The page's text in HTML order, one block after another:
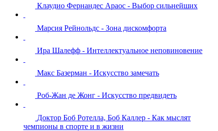
Клаудио Фернандес Араос - Выбор сильнейших
Марсия Рейнольдс - Зона дискомфорта
Ира Шалефф - Интеллектуальное неповиновение
Макс Базерман - Искусство замечать
Роб-Жан де Жонг - Искусство предвидеть
Доктор Боб Ротелла, Боб Каллер - Как мыслят
чемпионы в спорте и в жизни